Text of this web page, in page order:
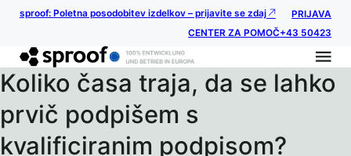
sproof: Poletna posodobitev izdelkov – prijavite se zdaj
PRIJAVA
CENTER ZA POMOČ+43 50423
Koliko časa traja, da se lahko
prvič podpišem s
kvalificiranim podpisom?